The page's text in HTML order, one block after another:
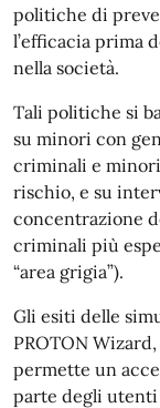
politiche di
l’efficacia prima
nella società.
Tali politiche si
su minori con
criminali e
rischio, e su
concentrazione
criminali più
“area grigia”).
Gli esiti delle
PROTON
permette un
parte degli utenti